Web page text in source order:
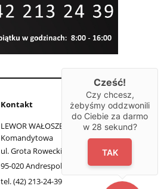
Kontakt
LEWOR WAŁOSZEK Spółka
Komandytowa
ul. Grota Roweckiego 11
95-020 Andrespol, łódzkie
tel. (42) 213-24-39
Cześć!
Czy chcesz,
żebyśmy oddzwonili
do Ciebie za darmo
w 28 sekund?
TAK